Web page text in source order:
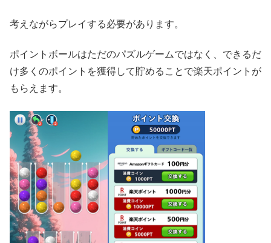
考えながらプレイする必要があります。
ポイントボールはただのパズルゲームではなく、できるだ
け多くのポイントを獲得して貯めることで楽天ポイントが
もらえます。